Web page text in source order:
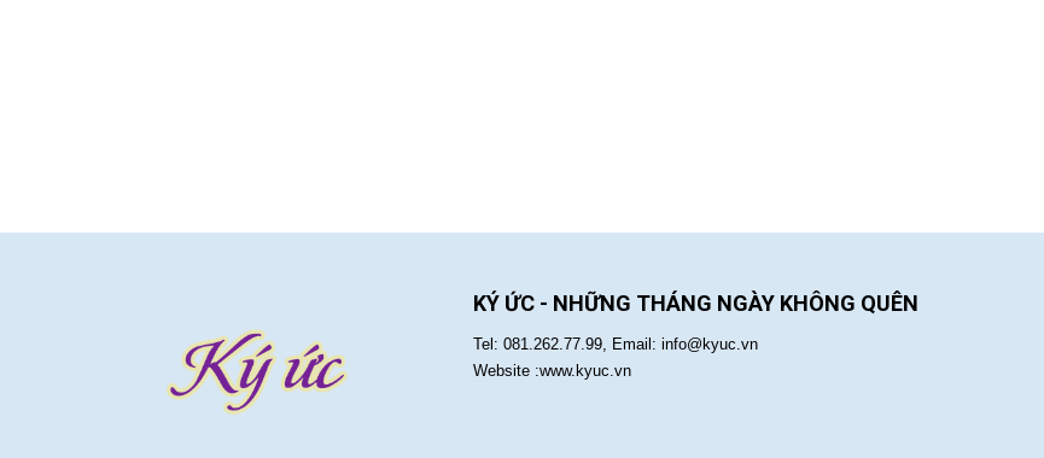
KÝ ỨC - NHỮNG THÁNG NGÀY KHÔNG QUÊN
Tel: 081.262.77.99, Email: info@kyuc.vn
Website :www.kyuc.vn